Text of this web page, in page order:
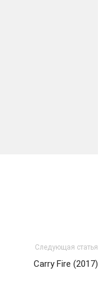
Следующая статья
Carry Fire (2017)